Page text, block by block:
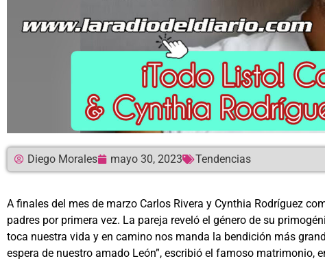
Diego Morales mayo 30, 2023 Tendencias
A finales del mes de marzo Carlos Rivera y Cynthia Rodríguez
padres por primera vez. La pareja reveló el género de su
toca nuestra vida y en camino nos manda la bendición más
espera de nuestro amado León”, escribió el famoso matrimonio,